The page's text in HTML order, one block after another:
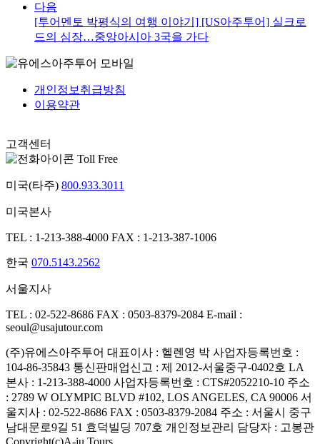
다음
[투어멘토 박평식의 여행 이야기] [US아주투어] 실크로
드의 심장…중앙아시아 3국을 가다
개인정보취급방침
이용약관
고객센터
Toll Free
미국(타주) 800.933.3011
미국본사
TEL : 1-213-388-4000 FAX : 1-213-387-1006
한국 070.5143.2562
서울지사
TEL : 02-522-8686 FAX : 0503-8379-2084 E-mail :
seoul@usajutour.com
(주)유에스아주투어 대표이사 : 헬렌영 박 사업자등록번호 :
104-86-35843 통신판매업신고 : 제 2012-서울중구-0402호 LA
본사 : 1-213-388-4000 사업자등록번호 : CTS#2052210-10 주소
: 2789 W OLYMPIC BLVD #102, LOS ANGELES, CA 90006 서
울지사 : 02-522-8686 FAX : 0503-8379-2084 주소 : 서울시 중구
남대문로9길 51 효덕빌딩 707호 개인정보관리 담당자 : 고봉관